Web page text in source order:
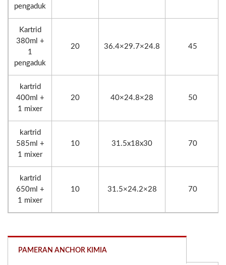
pengaduk
Kartrid
380ml +
1
pengaduk
20 36.4×29.7×24.8 45
kartrid
400ml +
1 mixer
20 40×24.8×28 50
kartrid
585ml +
1 mixer
10 31.5x18x30 70
kartrid
650ml +
1 mixer
10 31.5×24.2×28 70
PAMERAN ANCHOR KIMIA